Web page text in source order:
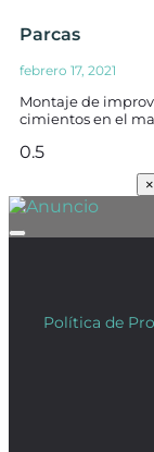
Parcas
febrero 17, 2021
Montaje de
cimientos en el
×
Política de